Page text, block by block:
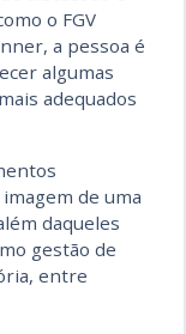
o FGV
a pessoa é
algumas
adequados
de uma
daqueles
gestão de
entre